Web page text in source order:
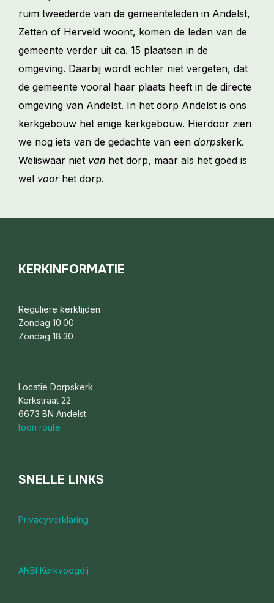
ruim tweederde van de gemeenteleden in Andelst,
Zetten of Herveld woont, komen de leden van de
gemeente verder uit ca. 15 plaatsen in de
omgeving. Daarbij wordt echter niet vergeten, dat
de gemeente vooral haar plaats heeft in de directe
omgeving van Andelst. In het dorp Andelst is ons
kerkgebouw het enige kerkgebouw. Hierdoor zien
we nog iets van de gedachte van een dorpskerk.
Weliswaar niet van het dorp, maar als het goed is
wel voor het dorp.
KERKINFORMATIE
Reguliere kerktijden
Zondag 10:00
Zondag 18:30
Locatie Dorpskerk
Kerkstraat 22
6673 BN Andelst
toon route
SNELLE LINKS
Privacyverklaring
ANBI Kerkvoogdij